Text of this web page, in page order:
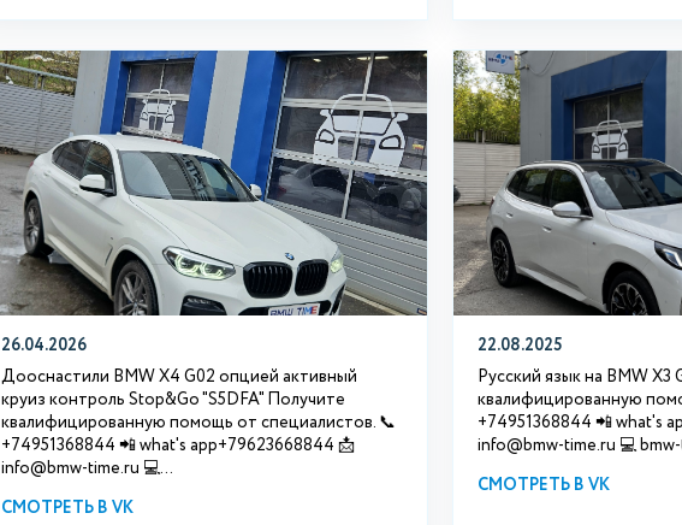
26.04.2026
Дооснастили BMW X4 G02 опцией активный
круиз контроль Stop&Go "S5DFA" Получите
квалифицированную помощь от специалистов. 📞
+74951368844 📲 what's app+79623668844 📩
info@bmw-time.ru 💻...
СМОТРЕТЬ В VK
22.08.2025
Русский язык на BMW
квалифицированную
+74951368844 📲 what's
info@bmw-time.ru 💻
СМОТРЕТЬ В VK